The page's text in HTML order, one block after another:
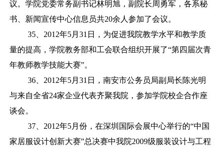
议。学院党委常务副书记林明旭，副院长周勇军，各系秘
书、新闻宣传中心信息员共20余人参加了会议。
35、2012年5月31日，为促进我院教学水平和教学质
量的提高，学院教务部和工会联合组织开展了“第四届次青
年教师教学技能大赛”。
36、2012年5月31日，南安市公务员局副局长陈光明
与来自全省24家企业代表齐聚我院，参加学院校企合作座
谈会。
37、2012年5月份，在深圳国际会展中心举行的“中国
家居服设计创新大赛”总决赛中我院2009级服装设计与工程